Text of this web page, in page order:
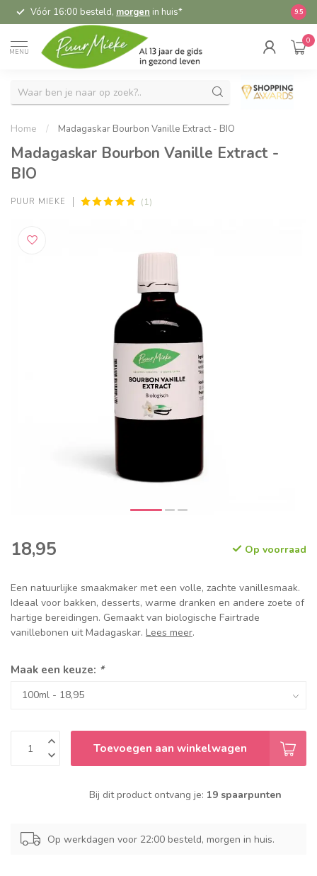
Vóór 16:00 besteld, morgen in huis* 9.5
MENU
0
Home / Madagaskar Bourbon Vanille Extract - BIO
Madagaskar Bourbon Vanille Extract -
BIO
PUUR MIEKE (1)
18,95 Op voorraad
Een natuurlijke smaakmaker met een volle, zachte vanillesmaak.
Ideaal voor bakken, desserts, warme dranken en andere zoete of
hartige bereidingen. Gemaakt van biologische Fairtrade
vanillebonen uit Madagaskar. Lees meer.
Maak een keuze: *
Toevoegen aan winkelwagen
Bij dit product ontvang je: 19 spaarpunten
Op werkdagen voor 22:00 besteld, morgen in huis.